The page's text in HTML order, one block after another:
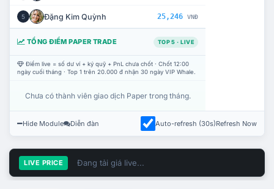
5 Đặng Kim Quỳnh 25,246 VNĐ
TỔNG ĐIỂM PAPER TRADE TOP 5 · LIVE
Điểm live = số dư ví + ký quỹ + PnL chưa chốt · Chốt 12:00
ngày cuối tháng · Top 1 trên 20.000 đ nhận 30 ngày VIP Whale.
Chưa có thành viên giao dịch Paper trong tháng.
Hide Module Diễn đàn Auto-refresh (30s)Refresh Now
LIVE PRICE Đang tải giá live...